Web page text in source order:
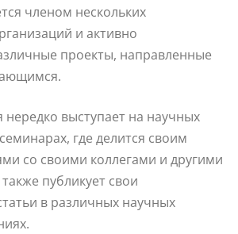
членом нескольких
и активно
проекты, направленные
выступает на научных
где делится своим
со своими коллегами и другими
публикует свои
в различных научных